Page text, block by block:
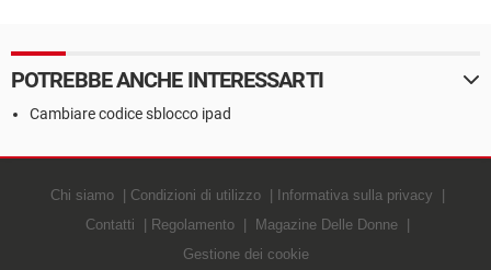
POTREBBE ANCHE INTERESSARTI
Cambiare codice sblocco ipad
Chi siamo Condizioni di utilizzo
Informativa sulla privacy
Contatti
Regolamento
Magazine Delle Donne
Gestione dei cookie